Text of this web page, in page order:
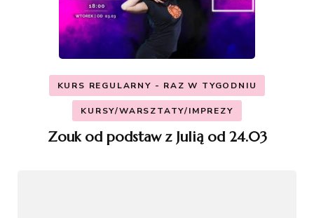
KURS REGULARNY - RAZ W TYGODNIU
KURSY/WARSZTATY/IMPREZY
Zouk od podstaw z Julią od 24.03